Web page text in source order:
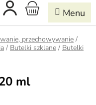
Szukaj KOSZYK
przechowywanie /
/ Butelki szklane / Butelki
ml